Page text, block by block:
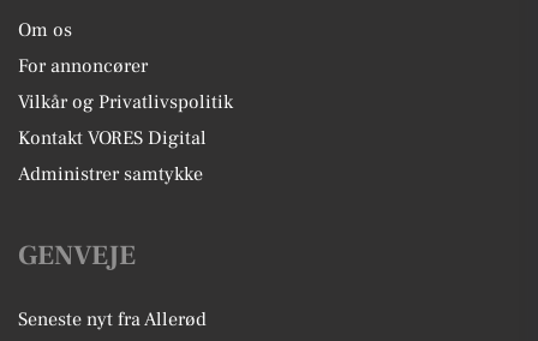
Om os
For annoncører
Vilkår og Privatlivspolitik
Kontakt VORES Digital
Administrer samtykke
GENVEJE
Seneste nyt fra Allerød